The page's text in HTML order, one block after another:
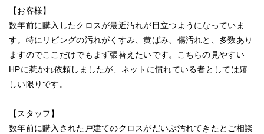
【お客様】
数年前に購入したクロスが最近汚れが目立つようになっていま
す。特にリビングの汚れがくすみ、黄ばみ、傷汚れと、多数あり
ますのでここだけでもまず張替えたいです。こちらの見やすい
HPに惹かれ依頼しましたが、ネットに慣れている者としては嬉
しい限りです。
【スタッフ】
数年前に購入された戸建てのクロスがだいぶ汚れてきたとご相談